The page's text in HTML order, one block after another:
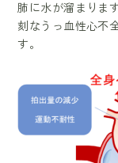
肺に水が溜まりま
刻なうっ血性心不
す。